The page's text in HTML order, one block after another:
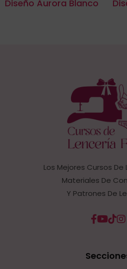
Diseño Aurora Blanco
Los Mejores Cursos De
Materiales De
Y Patrones De